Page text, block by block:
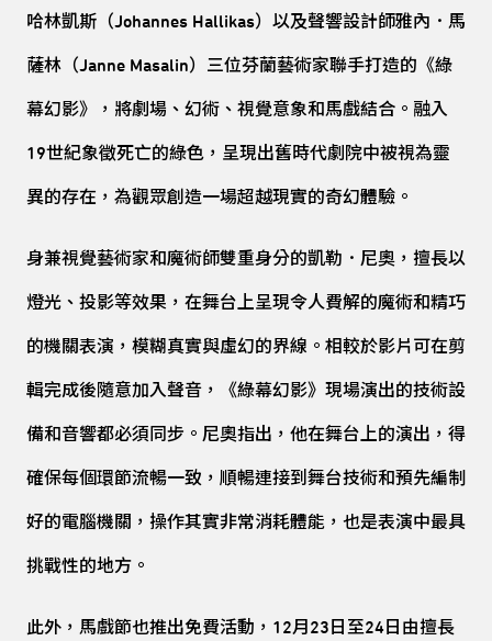
哈林凱斯（Johannes Hallikas）以及聲響設計師雅內．馬
薩林（Janne Masalin）三位芬蘭藝術家聯手打造的《綠
幕幻影》，將劇場、幻術、視覺意象和馬戲結合。融入
19世紀象徵死亡的綠色，呈現出舊時代劇院中被視為靈
異的存在，為觀眾創造一場超越現實的奇幻體驗。
身兼視覺藝術家和魔術師雙重身分的凱勒．尼奧，擅長以
燈光、投影等效果，在舞台上呈現令人費解的魔術和精巧
的機關表演，模糊真實與虛幻的界線。相較於影片可在剪
輯完成後隨意加入聲音，《綠幕幻影》現場演出的技術設
備和音響都必須同步。尼奧指出，他在舞台上的演出，得
確保每個環節流暢一致，順暢連接到舞台技術和預先編制
好的電腦機關，操作其實非常消耗體能，也是表演中最具
挑戰性的地方。
此外，馬戲節也推出免費活動，12月23日至24日由擅長